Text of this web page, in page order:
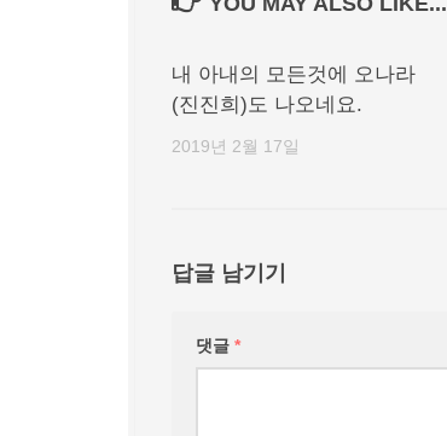
내 아내의 모든것에 오나라
(진진희)도 나오네요.
2019년 2월 17일
답글 남기기
댓글 *